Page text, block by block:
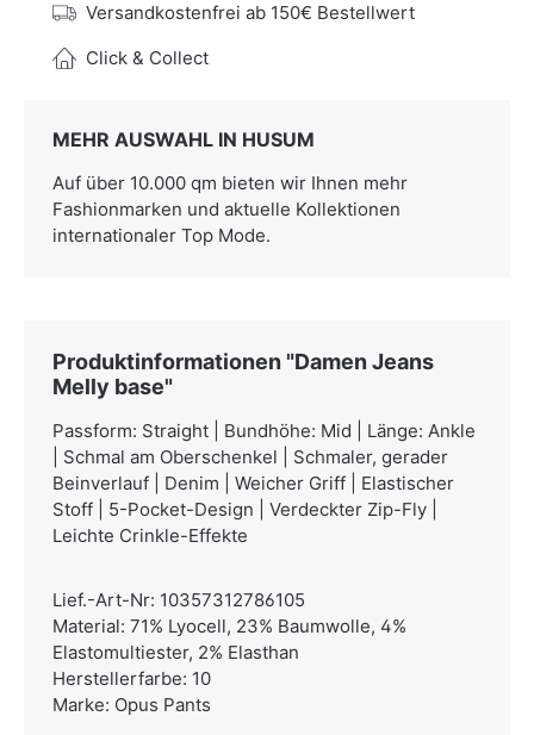
Versandkostenfrei ab 150€ Bestellwert
Click & Collect
MEHR AUSWAHL IN HUSUM
Auf über 10.000 qm bieten wir Ihnen mehr
Fashionmarken und aktuelle Kollektionen
internationaler Top Mode.
Produktinformationen "Damen Jeans
Melly base"
Passform: Straight | Bundhöhe: Mid | Länge: Ankle
| Schmal am Oberschenkel | Schmaler, gerader
Beinverlauf | Denim | Weicher Griff | Elastischer
Stoff | 5-Pocket-Design | Verdeckter Zip-Fly |
Leichte Crinkle-Effekte
Lief.-Art-Nr: 10357312786105
Material: 71% Lyocell, 23% Baumwolle, 4%
Elastomultiester, 2% Elasthan
Herstellerfarbe: 10
Marke: Opus Pants